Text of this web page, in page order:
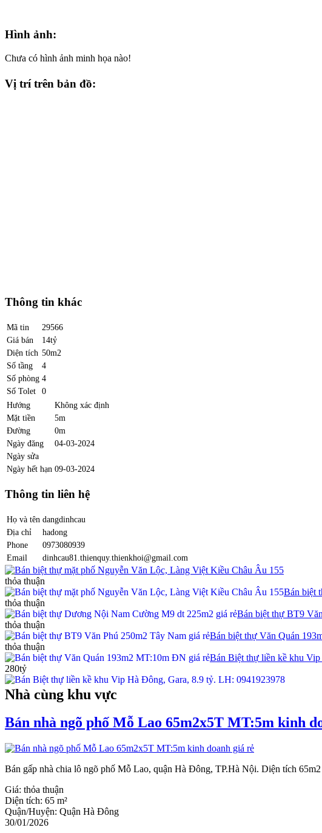
Hình ảnh:
Chưa có hình ảnh minh họa nào!
Vị trí trên bản đồ:
Thông tin khác
Mã tin
29566
Giá bán
14tỷ
Diện tích 50m2
Số tầng
4
Số phòng 4
Số Tolet
0
Hướng
Không xác định
Mặt tiền
5m
Đường
0m
Ngày đăng
04-03-2024
Ngày sửa
Ngày hết hạn 09-03-2024
Thông tin liên hệ
Họ và tên dangdinhcau
Địa chỉ
hadong
Phone
0973080939
Email
dinhcau81.thienquy.thienkhoi@gmail.com
Bán biệt thự mặt phố Nguyễn Văn Lộc, Làng Việt Kiều Châu Âu 155
thỏa thuận
Bán biệt
thỏa thuận
Bán biệt thự BT9
thỏa thuận
Bán biệt thự Văn Quán
thỏa thuận
Bán Biệt thự liền kề khu
280tỷ
Nhà cùng khu vực
Bán nhà ngõ phố Mỗ Lao 65m2x5T MT:5m kinh
Bán gấp nhà chia lô ngõ phố Mỗ Lao, quận Hà Đông, TP.Hà Nội. Diện tích
Giá: thỏa thuận
Diện tích: 65 m²
Quận/Huyện: Quận Hà Đông
30/01/2026